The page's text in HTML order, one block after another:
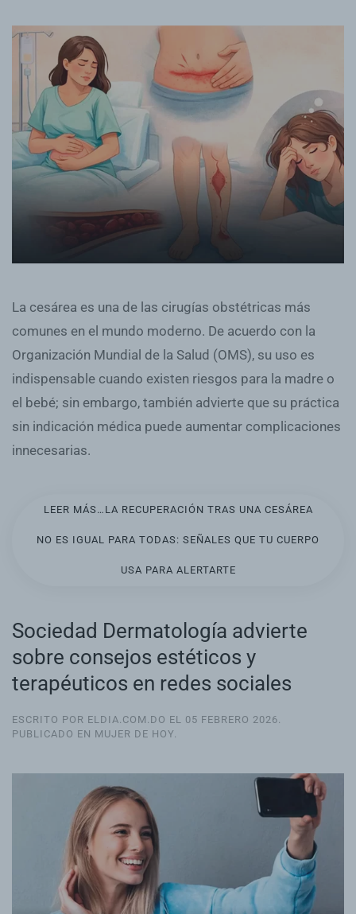
La cesárea es una de las cirugías obstétricas más
comunes en el mundo moderno. De acuerdo con la
Organización Mundial de la Salud (OMS), su uso es
indispensable cuando existen riesgos para la madre o
el bebé; sin embargo, también advierte que su práctica
sin indicación médica puede aumentar complicaciones
innecesarias.
LEER MÁS…LA RECUPERACIÓN TRAS UNA CESÁREA
NO ES IGUAL PARA TODAS: SEÑALES QUE TU CUERPO
USA PARA ALERTARTE
Sociedad Dermatología advierte
sobre consejos estéticos y
terapéuticos en redes sociales
ESCRITO POR ELDIA.COM.DO EL 05 FEBRERO 2026
PUBLICADO EN MUJER DE HOY